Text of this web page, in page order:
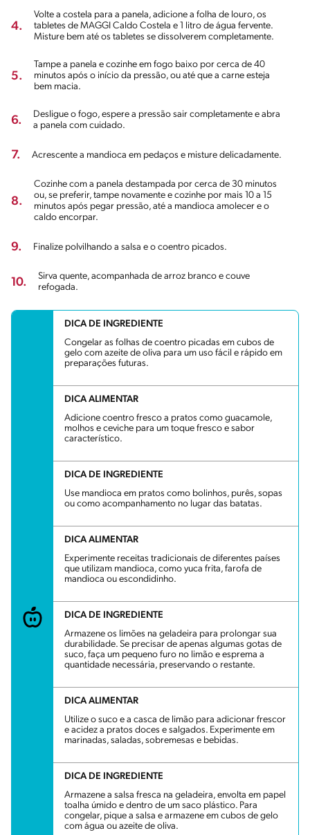
4.
Volte a costela para a panela, adicione a folha de louro, os
tabletes de MAGGI Caldo Costela e 1 litro de água fervente.
Misture bem até os tabletes se dissolverem completamente.
5.
Tampe a panela e cozinhe em fogo baixo por cerca de 40
minutos após o início da pressão, ou até que a carne esteja
bem macia.
6.
Desligue o fogo, espere a pressão sair completamente e abra
a panela com cuidado.
7. Acrescente a mandioca em pedaços e misture delicadamente.
8.
Cozinhe com a panela destampada por cerca de 30 minutos
ou, se preferir, tampe novamente e cozinhe por mais 10 a 15
minutos após pegar pressão, até a mandioca amolecer e o
caldo encorpar.
9. Finalize polvilhando a salsa e o coentro picados.
10.
Sirva quente, acompanhada de arroz branco e couve
refogada.
DICA DE INGREDIENTE
Congelar as folhas de coentro picadas em cubos de
gelo com azeite de oliva para um uso fácil e rápido em
preparações futuras.
DICA ALIMENTAR
Adicione coentro fresco a pratos como guacamole,
molhos e ceviche para um toque fresco e sabor
característico.
DICA DE INGREDIENTE
Use mandioca em pratos como bolinhos, purês, sopas
ou como acompanhamento no lugar das batatas.
DICA ALIMENTAR
Experimente receitas tradicionais de diferentes países
que utilizam mandioca, como yuca frita, farofa de
mandioca ou escondidinho.
DICA DE INGREDIENTE
Armazene os limões na geladeira para prolongar sua
durabilidade. Se precisar de apenas algumas gotas de
suco, faça um pequeno furo no limão e esprema a
quantidade necessária, preservando o restante.
DICA ALIMENTAR
Utilize o suco e a casca de limão para adicionar frescor
e acidez a pratos doces e salgados. Experimente em
marinadas, saladas, sobremesas e bebidas.
DICA DE INGREDIENTE
Armazene a salsa fresca na geladeira, envolta em papel
toalha úmido e dentro de um saco plástico. Para
congelar, pique a salsa e armazene em cubos de gelo
com água ou azeite de oliva.